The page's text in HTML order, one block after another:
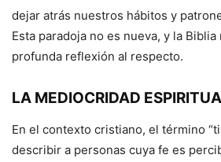
dejar atrás nuestros hábitos y
Esta paradoja no es nueva, y la
profunda reflexión al respecto.
LA MEDIOCRIDAD
En el contexto cristiano, el término
describir a personas cuya fe es